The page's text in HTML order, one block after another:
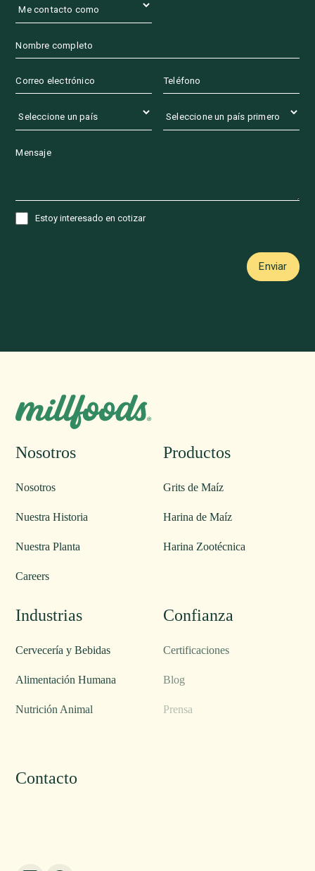
Estoy interesado en cotizar
Nosotros
Nosotros
Nuestra Historia
Nuestra Planta
Careers
Productos
Grits de Maíz
Harina de Maíz
Harina Zootécnica
Industrias
Cervecería y Bebidas
Alimentación Humana
Nutrición Animal
Confianza
Certificaciones
Blog
Prensa
Contacto